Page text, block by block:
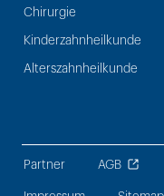
Chirurgie
Kinderzahnheilkunde
Alterszahnheilkunde
Partner AGB